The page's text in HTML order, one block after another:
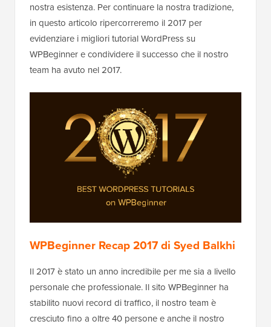
nostra esistenza. Per continuare la nostra tradizione,
in questo articolo ripercorreremo il 2017 per
evidenziare i migliori tutorial WordPress su
WPBeginner e condividere il successo che il nostro
team ha avuto nel 2017.
WPBeginner Recap 2017 di Syed Balkhi
Il 2017 è stato un anno incredibile per me sia a livello
personale che professionale. Il sito WPBeginner ha
stabilito nuovi record di traffico, il nostro team è
cresciuto fino a oltre 40 persone e anche il nostro